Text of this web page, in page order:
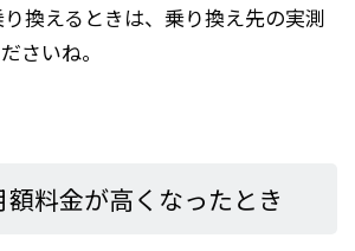
換えるときは、乗り換え先の実測
さいね。
料金が高くなったとき